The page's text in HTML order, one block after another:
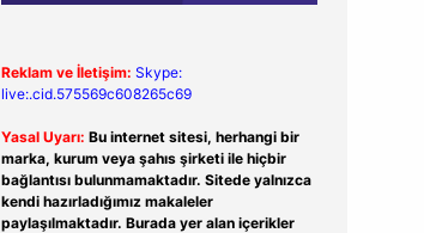
Reklam ve İletişim: Skype:
live:.cid.575569c608265c69
Yasal Uyarı: Bu internet sitesi, herhangi bir
marka, kurum veya şahıs şirketi ile hiçbir
bağlantısı bulunmamaktadır. Sitede yalnızca
kendi hazırladığımız makaleler
paylaşılmaktadır. Burada yer alan içerikler